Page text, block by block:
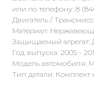
или по телефону: 8
Двигатель /
Материал:
Защищаемый агрегат:
Год выпуска: 2005 -
Модель автомобиля:
Тип детали: Комплект